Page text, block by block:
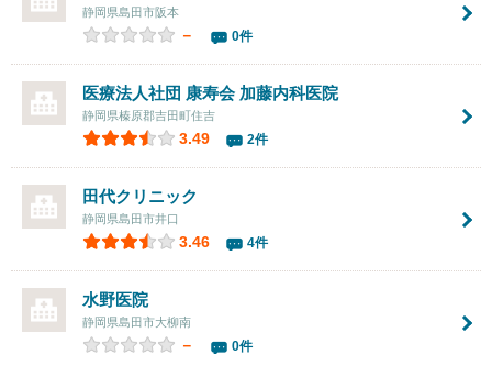
静岡県島田市阪本
－ 0件
医療法人社団 康寿会 加藤内科医院
静岡県榛原郡吉田町住吉
3.49 2件
田代クリニック
静岡県島田市井口
3.46 4件
水野医院
静岡県島田市大柳南
－ 0件